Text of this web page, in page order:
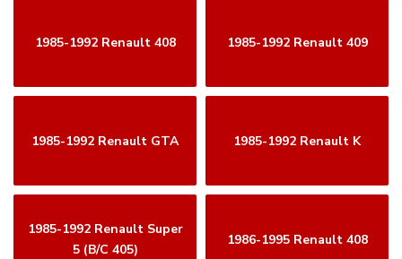
1985-1992 Renault 408 1985-1992 Renault 409
1985-1992 Renault GTA 1985-1992 Renault K
1985-1992 Renault Super
5 (B/C 405)
1986-1995 Renault 408